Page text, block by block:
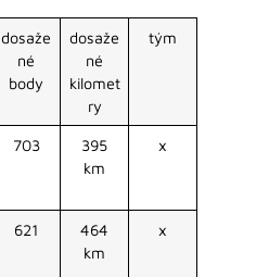
dosaže
né
body
dosaže
né
kilomet
ry
tým
703
395
km
x
621
464
km
x